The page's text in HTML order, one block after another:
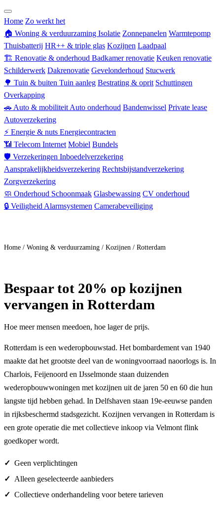
Home Zo werkt het
🏠 Woning & verduurzaming Isolatie Zonnepanelen Warmtepomp
Thuisbatterij HR++ & triple glas Kozijnen Laadpaal
🏗 Renovatie & onderhoud Badkamer renovatie Keuken renovatie
Schilderwerk Dakrenovatie Gevelonderhoud Stucwerk
🌳 Tuin & buiten Tuin aanleg Bestrating & oprit Schuttingen
Overkapping
🚗 Auto & mobiliteit Auto onderhoud Bandenwissel Private lease
Autoverzekering
⚡ Energie & nuts Energiecontracten
📶 Telecom Internet Mobiel Bundels
🛡 Verzekeringen Inboedelverzekering
Aansprakelijkheidsverzekering Rechtsbijstandverzekering
Zorgverzekering
🧼 Onderhoud Schoonmaak Glasbewassing CV onderhoud
🔒 Veiligheid Alarmsystemen Camerabeveiliging
Home / Woning & verduurzaming / Kozijnen / Rotterdam
Bespaartot 20% op kozijnen
vervangen in Rotterdam
Hoe meer mensen meedoen, hoe lager de prijs.
Rotterdam is een wederopbouwstad. Het bombardement van 1940
maakte dat het grootste deel van de woningvoorraad naoorlogs is. In
Charlois, Feijenoord en IJsselmonde staan duizenden
wederopbouwwoningen met kozijnen uit de jaren 50 en 60 die hun
langste tijd hebben gehad. In Delfshaven staan 19e-eeuwse panden
in rijksbeschermd stadsgezicht. Kozijnen vervangen in Rotterdam is
een grote operatie die met collectieve inkoop via Velmont flink
goedkoper wordt.
Geen verplichtingen
Alleen geselecteerde aanbieders
Collectieve onderhandeling voor betere tarieven